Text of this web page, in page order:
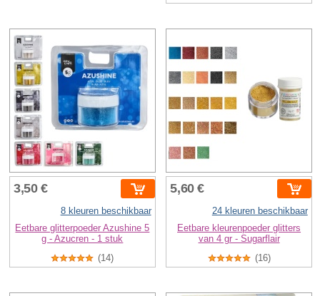
3,50 €
8 kleuren beschikbaar
Eetbare glitterpoeder Azushine 5
g - Azucren - 1 stuk
(14)
5,60 €
24 kleuren beschikbaar
Eetbare kleurenpoeder glitters
van 4 gr - Sugarflair
(16)